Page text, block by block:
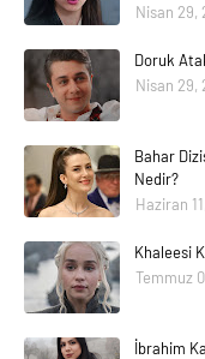
Nisan 29,
Doruk
Nisan 29,
Bahar
Nedir?
Haziran
Khaleesi
Temmuz
İbrahim